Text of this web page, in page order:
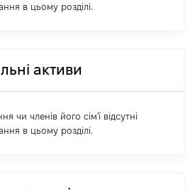
в цьому розділі.
активи
чи членів його сім'ї відсутні
в цьому розділі.